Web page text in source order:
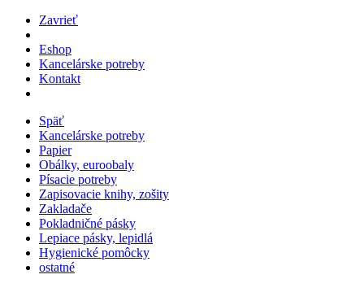
Zavrieť
Eshop
Kancelárske potreby
Kontakt
Späť
Kancelárske potreby
Papier
Obálky, euroobaly
Písacie potreby
Zapisovacie knihy, zošity
Zakladače
Pokladničné pásky
Lepiace pásky, lepidlá
Hygienické pomôcky
ostatné